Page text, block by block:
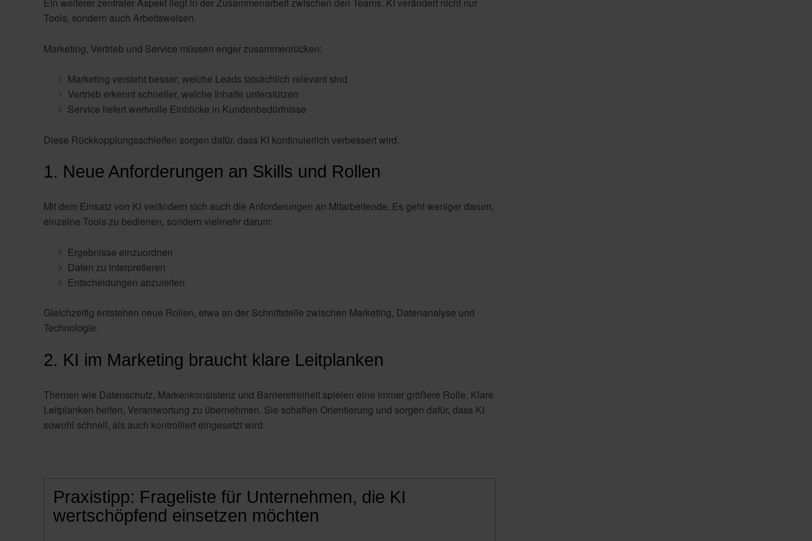
Tools, sondern auch Arbeitsweisen.
Marketing, Vertrieb und Service müssen enger zusammenrücken:
Marketing versteht besser, welche Leads tatsächlich relevant sind
Vertrieb erkennt schneller, welche Inhalte unterstützen
Service liefert wertvolle Einblicke in Kundenbedürfnisse
Diese Rückkopplungsschleifen sorgen dafür, dass KI kontinuierlich verbessert wird.
1. Neue Anforderungen an Skills und Rollen
Mit dem Einsatz von KI verändern sich auch die Anforderungen an Mitarbeitende. Es geht weniger darum,
einzelne Tools zu bedienen, sondern vielmehr darum:
Ergebnisse einzuordnen
Daten zu interpretieren
Entscheidungen abzuleiten
Gleichzeitig entstehen neue Rollen, etwa an der Schnittstelle zwischen Marketing, Datenanalyse und
Technologie.
2. KI im Marketing braucht klare Leitplanken
Themen wie Datenschutz, Markenkonsistenz und Barrierefreiheit spielen eine immer größere Rolle. Klare
Leitplanken helfen, Verantwortung zu übernehmen. Sie schaffen Orientierung und sorgen dafür, dass KI
sowohl schnell, als auch kontrolliert eingesetzt wird.
Praxistipp: Frageliste für Unternehmen, die KI
wertschöpfend einsetzen möchten